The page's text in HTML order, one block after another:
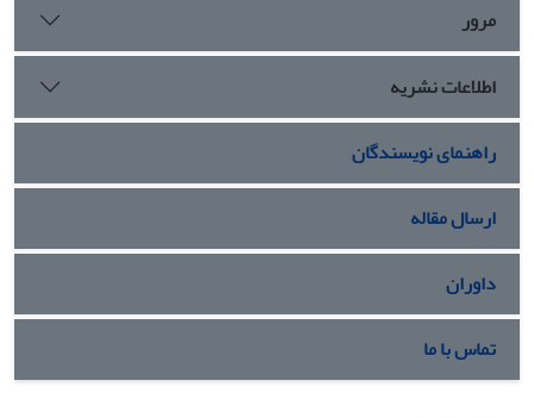
مرور
اطلاعات نشریه
راهنمای نویسندگان
ارسال مقاله
داوران
تماس با ما